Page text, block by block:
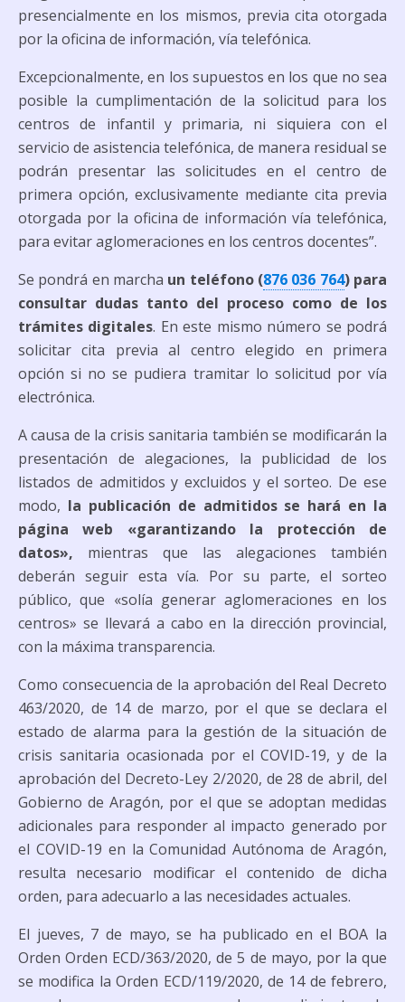
presencialmente en los mismos, previa cita otorgada
por la oficina de información, vía telefónica.
Excepcionalmente, en los supuestos en los que no sea
posible la cumplimentación de la solicitud para los
centros de infantil y primaria, ni siquiera con el
servicio de asistencia telefónica, de manera residual se
podrán presentar las solicitudes en el centro de
primera opción, exclusivamente mediante cita previa
otorgada por la oficina de información vía telefónica,
para evitar aglomeraciones en los centros docentes”.
Se pondrá en marcha un teléfono (876 036 764) para
consultar dudas tanto del proceso como de los
trámites digitales. En este mismo número se podrá
solicitar cita previa al centro elegido en primera
opción si no se pudiera tramitar lo solicitud por vía
electrónica.
A causa de la crisis sanitaria también se modificarán la
presentación de alegaciones, la publicidad de los
listados de admitidos y excluidos y el sorteo. De ese
modo, la publicación de admitidos se hará en la
página web «garantizando la protección de
datos», mientras que las alegaciones también
deberán seguir esta vía. Por su parte, el sorteo
público, que «solía generar aglomeraciones en los
centros» se llevará a cabo en la dirección provincial,
con la máxima transparencia.
Como consecuencia de la aprobación del Real Decreto
463/2020, de 14 de marzo, por el que se declara el
estado de alarma para la gestión de la situación de
crisis sanitaria ocasionada por el COVID-19, y de la
aprobación del Decreto-Ley 2/2020, de 28 de abril, del
Gobierno de Aragón, por el que se adoptan medidas
adicionales para responder al impacto generado por
el COVID-19 en la Comunidad Autónoma de Aragón,
resulta necesario modificar el contenido de dicha
orden, para adecuarlo a las necesidades actuales.
El jueves, 7 de mayo, se ha publicado en el BOA la
Orden Orden ECD/363/2020, de 5 de mayo, por la que
se modifica la Orden ECD/119/2020, de 14 de febrero,